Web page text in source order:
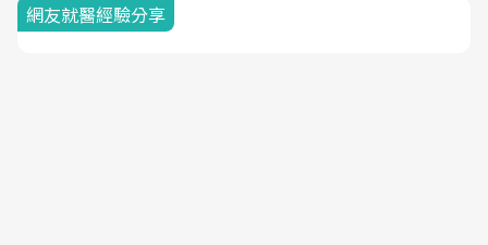
網友就醫經驗分享